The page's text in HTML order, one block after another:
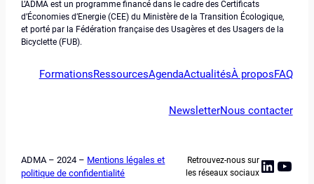
L’ADMA est un programme financé dans le cadre des Certificats
d’Économies d’Energie (CEE) du Ministère de la Transition Écologique,
et porté par la Fédération française des Usagères et des Usagers de la
Bicyclette (FUB).
FormationsRessourcesAgendaActualitésÀ proposFAQ
NewsletterNous contacter
ADMA – 2024 – Mentions légales et
politique de confidentialité
Retrouvez-nous sur
les réseaux sociaux